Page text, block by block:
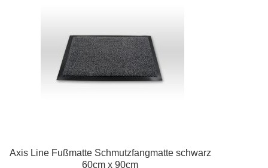
Axis Line Fußmatte Schmutzfangmatte schwarz
60cm x 90cm